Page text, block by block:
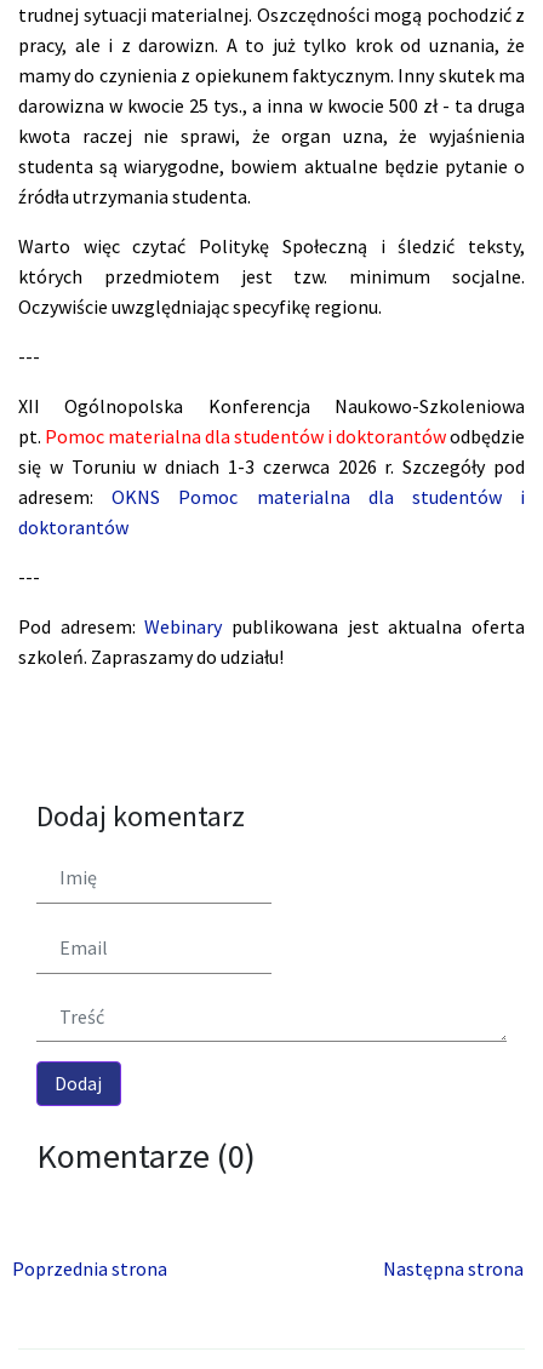
trudnej sytuacji materialnej. Oszczędności mogą pochodzić z
pracy, ale i z darowizn. A to już tylko krok od uznania, że
mamy do czynienia z opiekunem faktycznym. Inny skutek ma
darowizna w kwocie 25 tys., a inna w kwocie 500 zł - ta druga
kwota raczej nie sprawi, że organ uzna, że wyjaśnienia
studenta są wiarygodne, bowiem aktualne będzie pytanie o
źródła utrzymania studenta.
Warto więc czytać Politykę Społeczną i śledzić teksty,
których przedmiotem jest tzw. minimum socjalne.
Oczywiście uwzględniając specyfikę regionu.
---
XII Ogólnopolska Konferencja Naukowo-Szkoleniowa
pt. Pomoc materialna dla studentów i doktorantówodbędzie
się w Toruniu w dniach 1-3 czerwca 2026 r. Szczegóły pod
adresem:OKNS Pomoc materialna dla studentów i
doktorantów
---
Pod adresem: Webinary publikowana jest aktualna oferta
szkoleń. Zapraszamy do udziału!
Dodaj komentarz
Komentarze (0)
Poprzednia strona Następna strona